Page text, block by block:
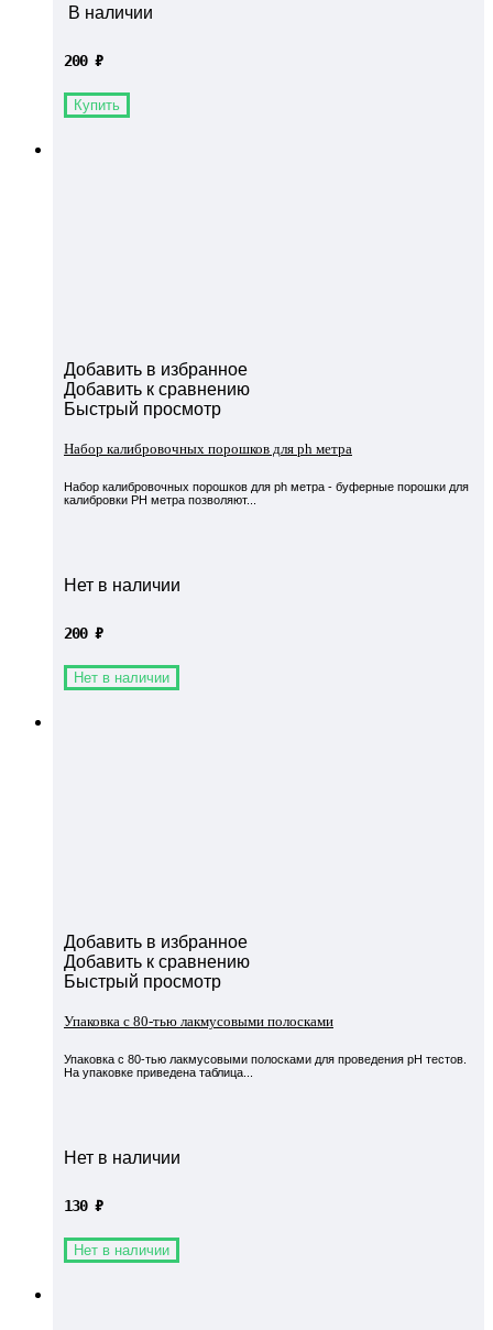
В наличии
200 ₽
Купить
Добавить в избранное
Добавить к сравнению
Быстрый просмотр
Набор калибровочных порошков для ph метра
Набор калибровочных порошков для ph метра - буферные порошки для
калибровки PH метра позволяют...
Нет в наличии
200 ₽
Нет в наличии
Добавить в избранное
Добавить к сравнению
Быстрый просмотр
Упаковка с 80-тью лакмусовыми полосками
Упаковка с 80-тью лакмусовыми полосками для проведения pH тестов.
На упаковке приведена таблица...
Нет в наличии
130 ₽
Нет в наличии